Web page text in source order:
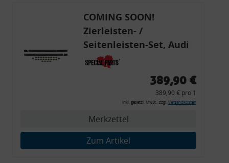
COMING SOON!
Zierleisten- /
Seitenleisten-Set, Audi
80 Cabrio, Coupe, S2, (6x
Zierleiste, 2x Kappe,
Montagewerkzeug)
389,90 €
389,90 € pro 1
inkl. gesetzl. MwSt., zzgl. Versandkosten
Merkzettel
Zum Artikel